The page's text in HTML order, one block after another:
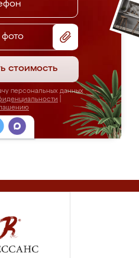
фото
стоимость
персональных данных